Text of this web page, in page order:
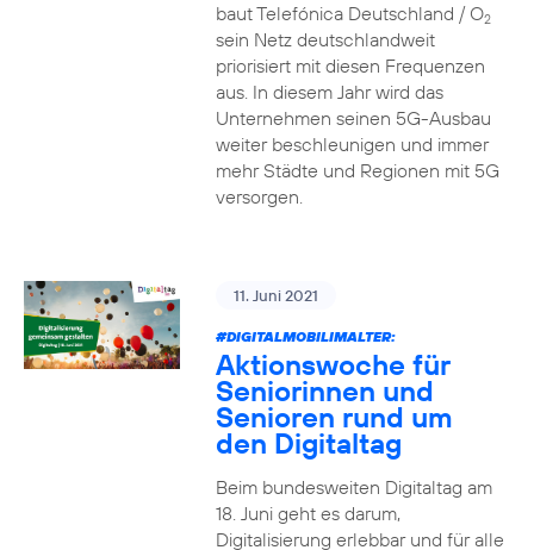
baut Telefónica Deutschland / O2
sein Netz deutschlandweit
priorisiert mit diesen Frequenzen
aus. In diesem Jahr wird das
Unternehmen seinen 5G-Ausbau
weiter beschleunigen und immer
mehr Städte und Regionen mit 5G
versorgen.
11. Juni 2021
#DIGITALMOBILIMALTER:
Aktionswoche für
Seniorinnen und
Senioren rund um
den Digitaltag
Beim bundesweiten Digitaltag am
18. Juni geht es darum,
Digitalisierung erlebbar und für alle